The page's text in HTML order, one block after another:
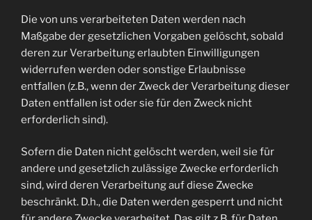
Die von uns verarbeiteten Daten werden nach
Maßgabe der gesetzlichen Vorgaben gelöscht, sobald
deren zur Verarbeitung erlaubten Einwilligungen
widerrufen werden oder sonstige Erlaubnisse
entfallen (z.B., wenn der Zweck der Verarbeitung dieser
Daten entfallen ist oder sie für den Zweck nicht
erforderlich sind).
Sofern die Daten nicht gelöscht werden, weil sie für
andere und gesetzlich zulässige Zwecke erforderlich
sind, wird deren Verarbeitung auf diese Zwecke
beschränkt. D.h., die Daten werden gesperrt und nicht